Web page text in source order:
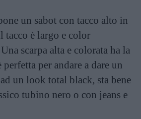
un sabot con tacco alto in
tacco è largo e color
scarpa alta e colorata ha la
perfetta per andare a dare un
un look total black, sta bene
tubino nero o con jeans e